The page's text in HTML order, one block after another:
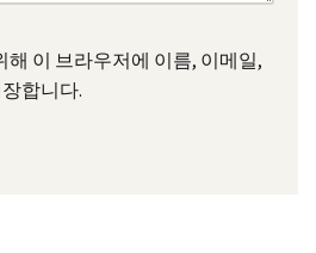
해 이 브라우저에 이름, 이메일,
합니다.